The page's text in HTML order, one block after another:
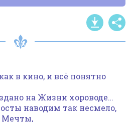
в кино, и всё понятно
на Жизни хороводе…
наводим так несмело,
Мечты,